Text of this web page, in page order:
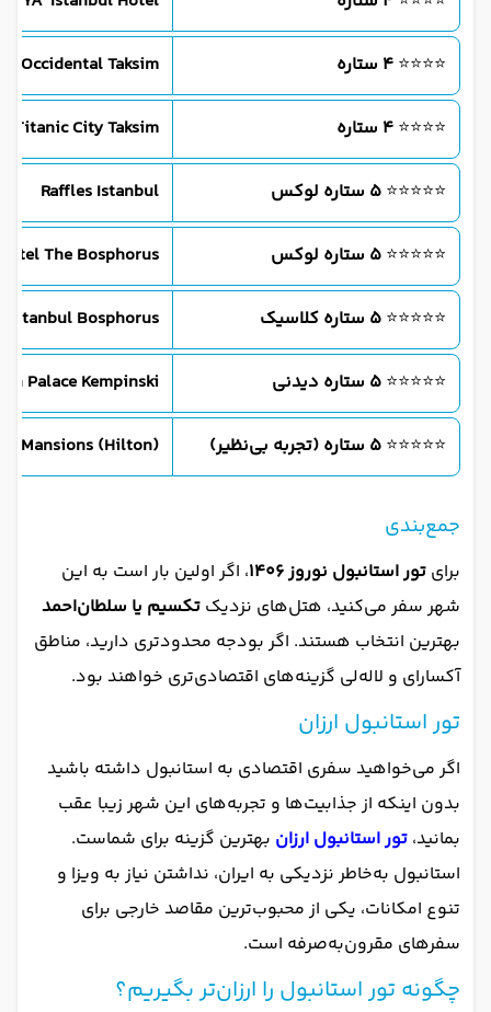
⭐⭐⭐⭐ ۴ ستاره Occidental Taksim
⭐⭐⭐⭐ ۴ ستاره Titanic City Taksim
⭐⭐⭐⭐⭐ ۵ ستاره لوکس Raffles Istanbul
⭐⭐⭐⭐⭐ ۵ ستاره لوکس The Bosphorus
⭐⭐⭐⭐⭐ ۵ ستاره کلاسیک Istanbul Bosphorus
⭐⭐⭐⭐⭐ ۵ ستاره دیدنی Palace Kempinski
⭐⭐⭐⭐⭐ ۵ ستاره (تجربه بی‌نظیر) Mansions (Hilton)
جمع‌بندی
برای تور استانبول نوروز 1406
، اگر اولین بار است به این
شهر سفر می‌کنید، هتل‌های نزدیک تکسیم یا سلطان‌احمد
بهترین انتخاب هستند. اگر بودجه محدودتری دارید، مناطق
آکسارای و لاله‌لی گزینه‌های اقتصادی‌تری خواهند بود.
تور استانبول ارزان
اگر می‌خواهید سفری اقتصادی به استانبول داشته باشید
بدون اینکه از جذابیت‌ها و تجربه‌های این شهر زیبا عقب
بمانید، تور استانبول ارزان بهترین گزینه برای شماست.
استانبول به‌خاطر نزدیکی به ایران، نداشتن نیاز به ویزا و
تنوع امکانات، یکی از محبوب‌ترین مقاصد خارجی برای
سفرهای مقرون‌به‌صرفه است.
چگونه تور استانبول را ارزان‌تر بگیریم؟